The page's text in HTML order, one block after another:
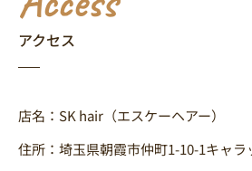
アクセス
店名：SK hair（エスケーヘアー）
住所：埼玉県朝霞市仲町1-10-1キャラ